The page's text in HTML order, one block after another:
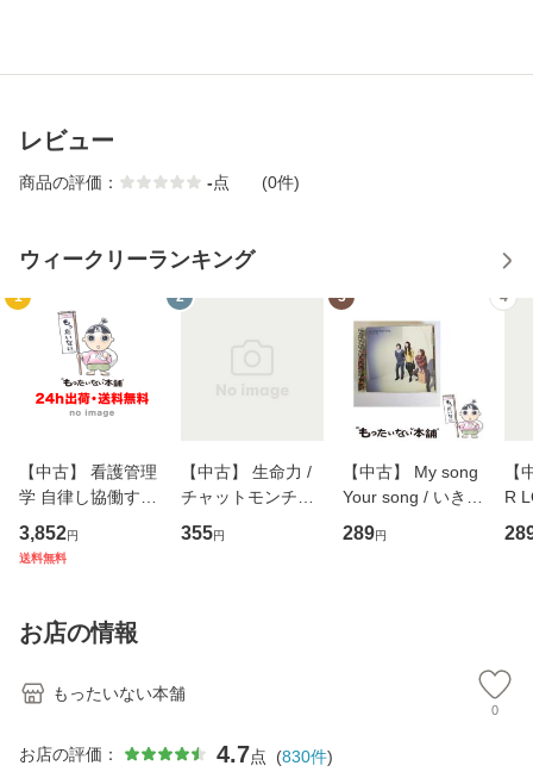
レビュー
商品の評価： -点 (0件)
ウィークリーランキング
1
【中古】 看護管理
学 自律し協働する
専門職の看護マネ
ジメントスキル 改
恵 藤本幸三 / 南江
堂 [単行
3,852円
送料無料
2
【中古】 生命力 /
チャットモンチー /
キューンレコード
[CD]【メール便送
355円
3
【中古】 My song
Your song / いきも
のがかり / [CD]
【メール便送料無
289円
4
【
R
産
お店の情報
もったいない本舗
0
お店の評価： 4.7点 (830件)